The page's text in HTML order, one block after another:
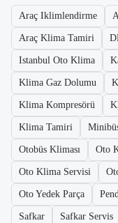
Araç Iklimlendirme
Araç Klima Tamiri
Istanbul Oto Klima
Klima Gaz Dolumu
Klima Kompresörü
Klima Tamiri
Otobüs Kliması Oto
Oto Klima Servisi
Oto Yedek Parça
Safkar Safkar Servis